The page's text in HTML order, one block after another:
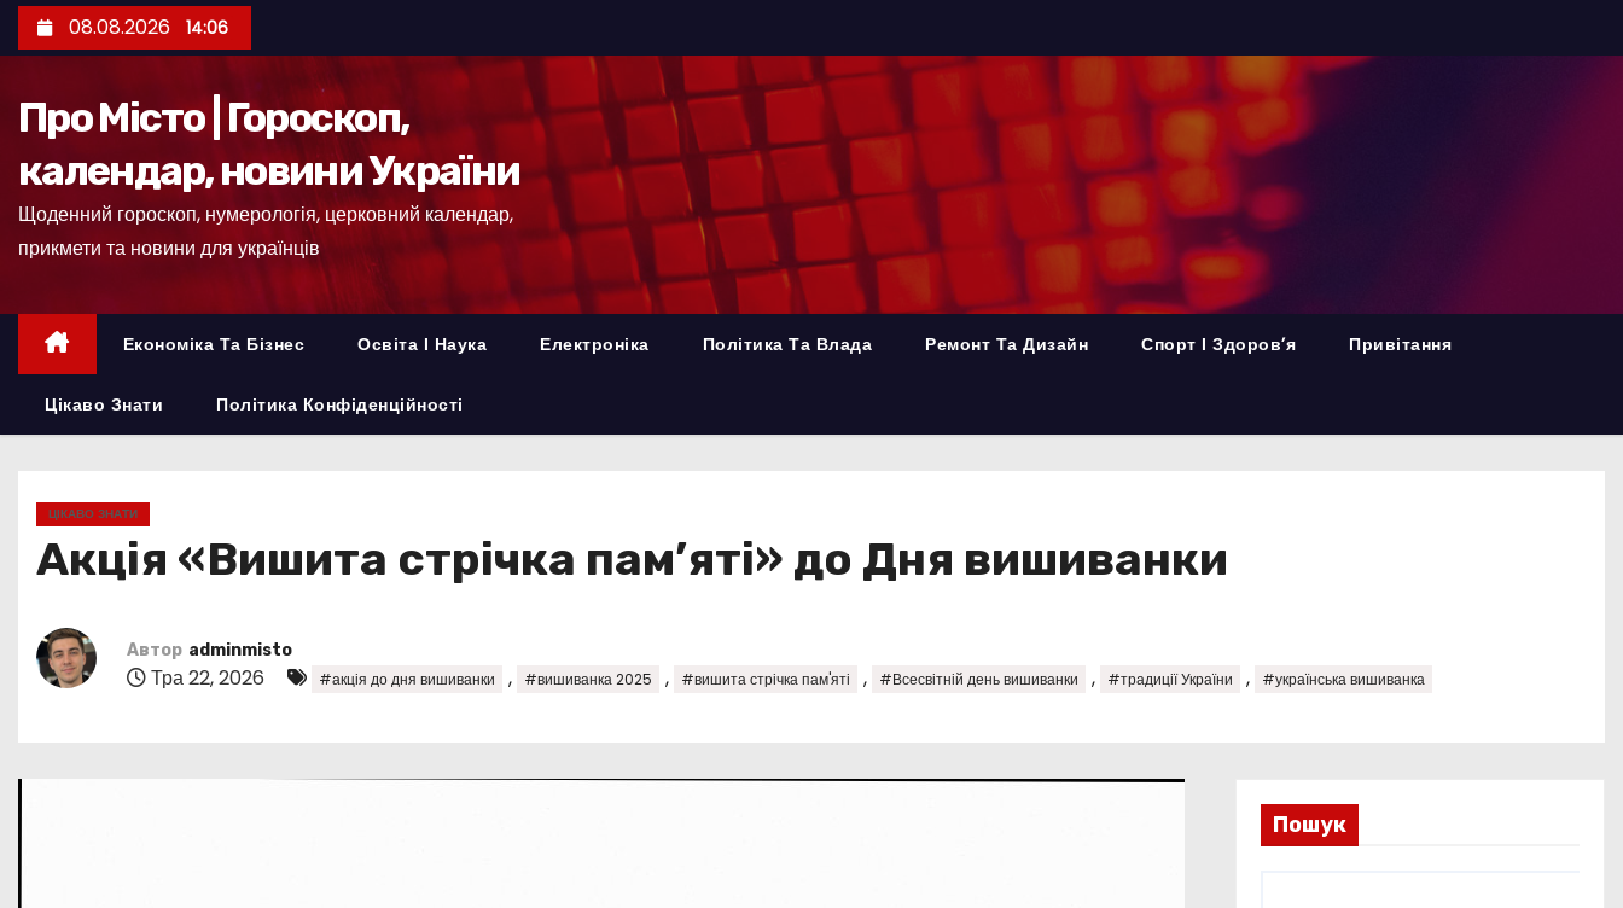
е
к
08.08.2026 14:06
Про Місто | Гороскоп,
календар, новини України
Щоденний гороскоп, нумерологія, церковний календар,
прикмети та новини для українців
Економіка Та Бізнес Освіта І Наука Електроніка Політика Та Влада Ремонт Та Дизайн Спорт І Здоров’я Привітання
Цікаво Знати Політика Конфіденційності
ЦІКАВО ЗНАТИ
Акція «Вишита стрічка пам’яті» до Дня вишиванки
Автор adminmisto
Тра 22, 2026 #акція до дня вишиванки , #вишиванка 2025 , #вишита стрічка пам'яті , #Всесвітній день вишиванки , #традиції України , #українська вишиванка
Пошук